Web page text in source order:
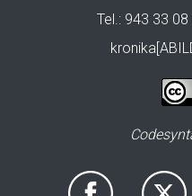
Tel.: 943 33 08